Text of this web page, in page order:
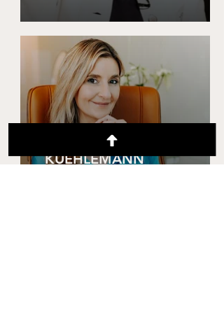
DR. MED. BRITTA
KUEHLEMANN